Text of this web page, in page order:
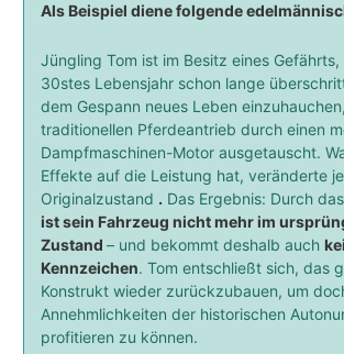
Als Beispiel diene folgende
Jüngling Tom ist im Besitz eines Gefährts,
30stes Lebensjahr schon lange
dem Gespann neues Leben
traditionellen Pferdeantrieb durch einen
Dampfmaschinen-Motor ausgetauscht.
Effekte auf die Leistung hat, veränderte
Originalzustand . Das Ergebnis: Durch das
ist sein Fahrzeug nicht mehr im
Zustand – und bekommt deshalb auch
Kennzeichen. Tom entschließt sich, das
Konstrukt wieder zurückzubauen, um
Annehmlichkeiten der historischen
profitieren zu können.